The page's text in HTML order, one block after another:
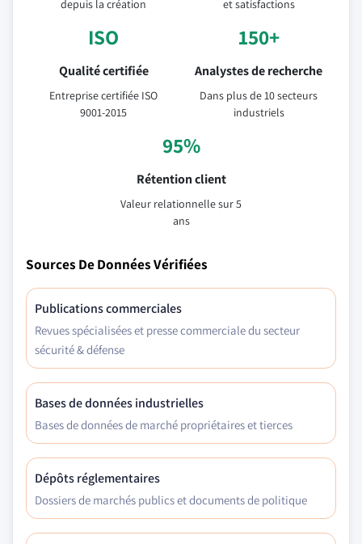
depuis la création et satisfactions
ISO
Qualité certifiée
Entreprise certifiée ISO
9001-2015
150+
Analystes de recherche
Dans plus de 10 secteurs
industriels
95%
Rétention client
Valeur relationnelle sur 5
ans
Sources De Données Vérifiées
Publications commerciales
Revues spécialisées et presse commerciale du secteur
sécurité & défense
Bases de données industrielles
Bases de données de marché propriétaires et tierces
Dépôts réglementaires
Dossiers de marchés publics et documents de politique